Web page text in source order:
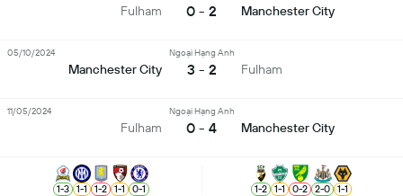
Fulham 0 - 2 Manchester City
Manchester City
Ngoại Hạng Anh
3 - 2 Fulham
05/10/2024
Fulham
Ngoại Hạng Anh
0 - 4 Manchester City
11/05/2024
1-3 1-1 1-2 1-1 0-1 1-2 1-1 0-2 2-0 1-1